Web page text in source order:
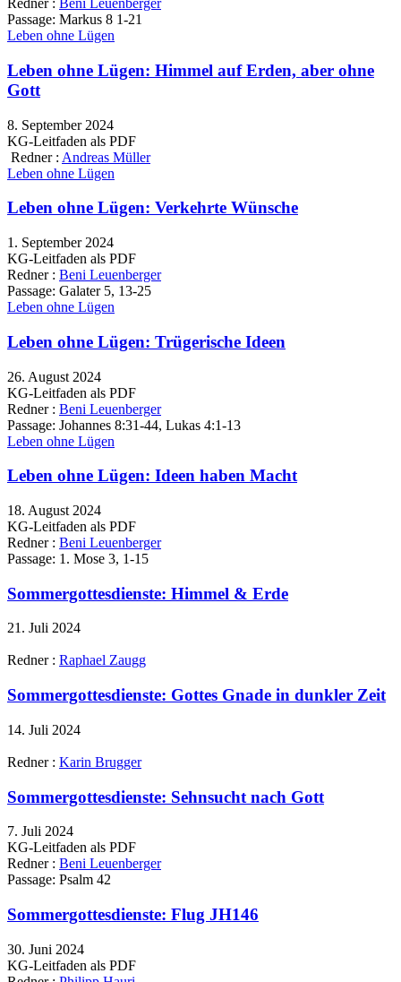
Redner : Beni Leuenberger
Passage: Markus 8 1-21
Leben ohne Lügen
Leben ohne Lügen: Himmel auf Erden, aber ohne
Gott
8. September 2024
KG-Leitfaden als PDF
Redner : Andreas Müller
Leben ohne Lügen
Leben ohne Lügen: Verkehrte Wünsche
1. September 2024
KG-Leitfaden als PDF
Redner : Beni Leuenberger
Passage: Galater 5, 13-25
Leben ohne Lügen
Leben ohne Lügen: Trügerische Ideen
26. August 2024
KG-Leitfaden als PDF
Redner : Beni Leuenberger
Passage: Johannes 8:31-44, Lukas 4:1-13
Leben ohne Lügen
Leben ohne Lügen: Ideen haben Macht
18. August 2024
KG-Leitfaden als PDF
Redner : Beni Leuenberger
Passage: 1. Mose 3, 1-15
Sommergottesdienste: Himmel & Erde
21. Juli 2024
Redner : Raphael Zaugg
Sommergottesdienste: Gottes Gnade in dunkler Zeit
14. Juli 2024
Redner : Karin Brugger
Sommergottesdienste: Sehnsucht nach Gott
7. Juli 2024
KG-Leitfaden als PDF
Redner : Beni Leuenberger
Passage: Psalm 42
Sommergottesdienste: Flug JH146
30. Juni 2024
KG-Leitfaden als PDF